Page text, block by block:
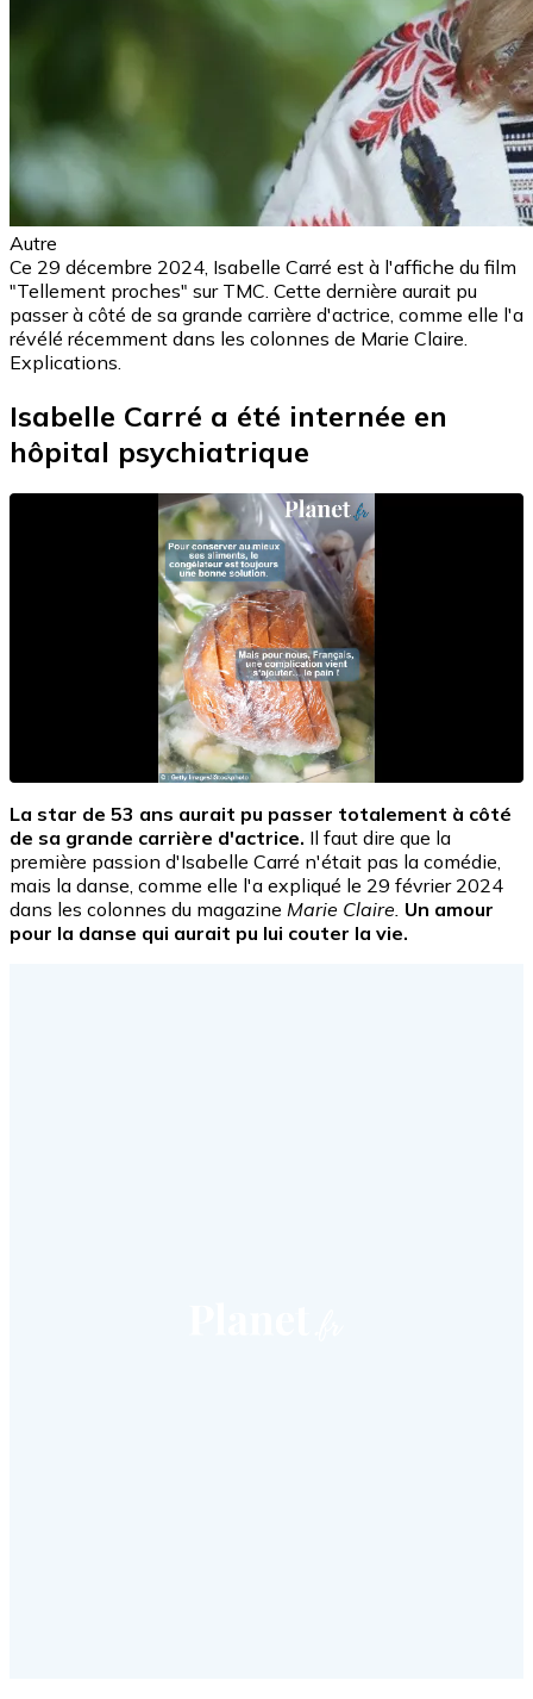
Autre
Ce 29 décembre 2024, Isabelle Carré est à l'affiche du film
"Tellement proches" sur TMC. Cette dernière aurait pu
passer à côté de sa grande carrière d'actrice, comme elle l'a
révélé récemment dans les colonnes de Marie Claire.
Explications.
Isabelle Carré a été internée en
hôpital psychiatrique
La star de 53 ans aurait pu passer totalement à côté
de sa grande carrière d'actrice. Il faut dire que la
première passion d'Isabelle Carré n'était pas la comédie,
mais la danse, comme elle l'a expliqué le 29 février 2024
dans les colonnes du magazine Marie Claire. Un amour
pour la danse qui aurait pu lui couter la vie.